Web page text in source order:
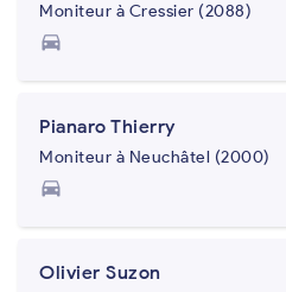
Moniteur à Cressier (2088)
directions_car
Pianaro Thierry
Moniteur à Neuchâtel (2000)
directions_car
Olivier Suzon